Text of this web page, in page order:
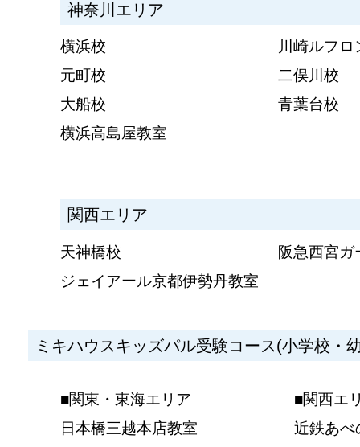
神奈川エリア
横浜校
川崎ルフロ
元町校
二俣川校
大船校
青葉台校
横浜高島屋教室
関西エリア
天神橋校
阪急西宮ガ
ジェイアール京都伊勢丹教室
ミキハウスキッズパル受験コース(小学校・
■関東・東海エリア
日本橋三越本店教室
■関西エ
近鉄あべ